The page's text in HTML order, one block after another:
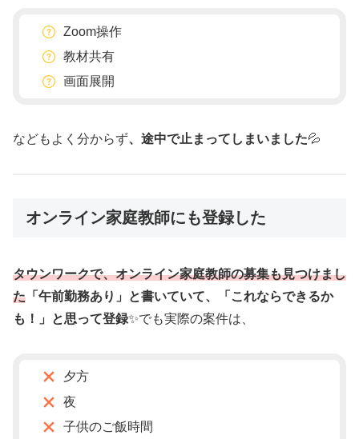
Zoom操作
教材共有
画面展開
などもよく分からず、途中で止まってしまいました💦
オンライン家庭教師にも登録した
タウンワークで、オンライン家庭教師の募集も見つけまし
た 「午前勤務あり」と書いていて、「これならできるか
も！」と思って登録✨でも実際の案件は、
夕方
夜
子供のご飯時間